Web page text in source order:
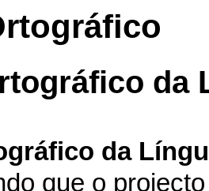
da
da
que o